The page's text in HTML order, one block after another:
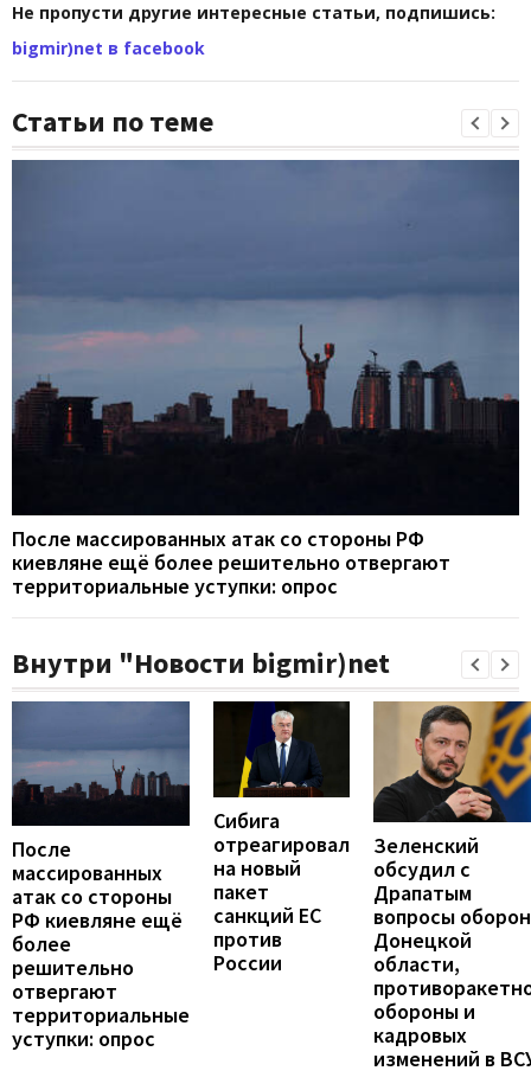
Не пропусти другие интересные статьи, подпишись:
bigmir)net в facebook
Статьи по теме
После массированных атак со стороны РФ
киевляне ещё более решительно отвергают
территориальные уступки: опрос
Внутри "Новости bigmir)net
После
массированных
атак со стороны
РФ киевляне ещё
более
решительно
отвергают
территориальные
уступки: опрос
Сибига
отреагировал
на новый
пакет
санкций ЕС
против
России
Зеленский
обсудил с
Драпатым
вопросы
Донецкой
области,
обороны и
кадровых
изменений в